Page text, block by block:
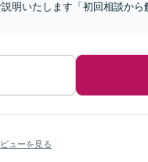
明いたします「初回相談か
ューを見る